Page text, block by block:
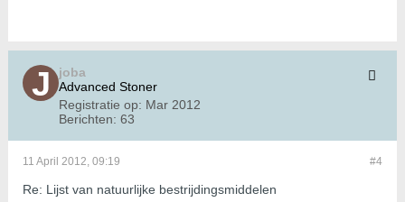
joba
Advanced Stoner
Registratie op: Mar 2012
Berichten: 63
#4
11 April 2012, 09:19
Re: Lijst van natuurlijke bestrijdingsmiddelen